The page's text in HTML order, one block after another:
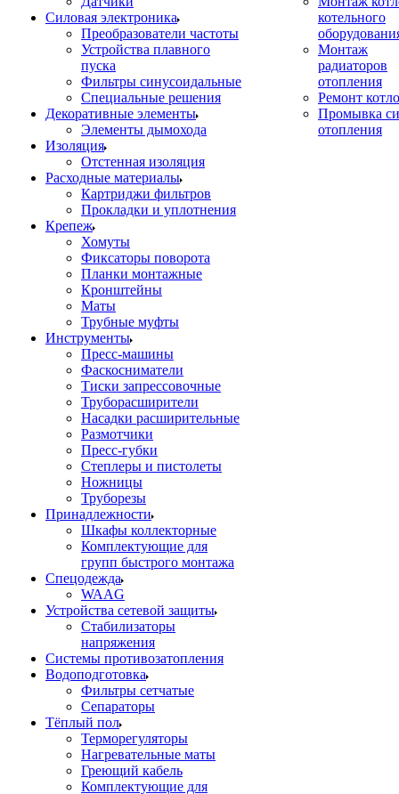
Силовая электроника
Преобразователи частоты
Устройства плавного
пуска
Фильтры синусоидальные
Специальные решения
Декоративные элементы
Элементы дымохода
Изоляция
Отстенная изоляция
Расходные материалы
Картриджи фильтров
Прокладки и уплотнения
Крепеж
Хомуты
Фиксаторы поворота
Планки монтажные
Кронштейны
Маты
Трубные муфты
Инструменты
Пресс-машины
Фаскосниматели
Тиски запрессовочные
Труборасширители
Насадки расширительные
Размотчики
Пресс-губки
Степлеры и пистолеты
Ножницы
Труборезы
Принадлежности
Шкафы коллекторные
Комплектующие для
групп быстрого монтажа
Спецодежда
WAAG
Устройства сетевой защиты
Стабилизаторы
напряжения
Системы противозатопления
Водоподготовка
Фильтры сетчатые
Сепараторы
Тёплый пол
Терморегуляторы
Нагревательные маты
Греющий кабель
Комплектующие для
котельного
Монтаж
радиаторов
отопления
Ремонт
Промывка
отопления